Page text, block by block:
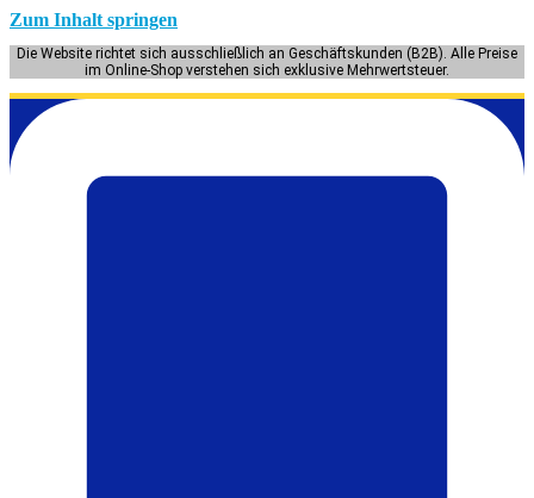
Zum Inhalt springen
Die Website richtet sich ausschließlich an Geschäftskunden (B2B). Alle Preise
im Online-Shop verstehen sich exklusive Mehrwertsteuer.